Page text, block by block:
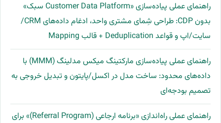
راهنمای عملی پیاده‌سازی «Customer Data Platform سبک»
بدون CDP: طراحی شِمای مشتری واحد، ادغام داده‌های CRM/
سایت/اپ و قواعد Deduplication + قالب Mapping
راهنمای عملی پیاده‌سازی مارکتینگ میکس مدلینگ (MMM) با
داده‌های محدود: ساخت مدل در اکسل/پایتون و تبدیل خروجی به
تصمیم بودجه‌ای
راهنمای عملی راه‌اندازی «برنامه ارجاعی (Referral Program)» برای